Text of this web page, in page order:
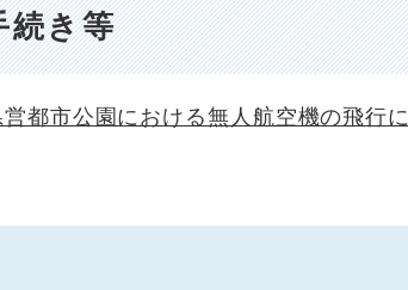
続き等
営都市公園における無人航空機の飛行